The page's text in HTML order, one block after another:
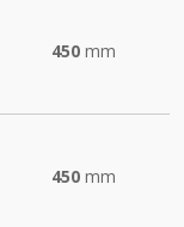
450 mm
450 mm